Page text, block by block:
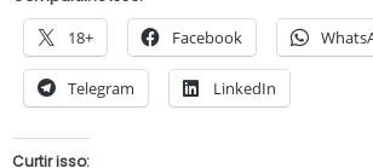
18+ Facebook
Telegram LinkedIn
Curtir isso: